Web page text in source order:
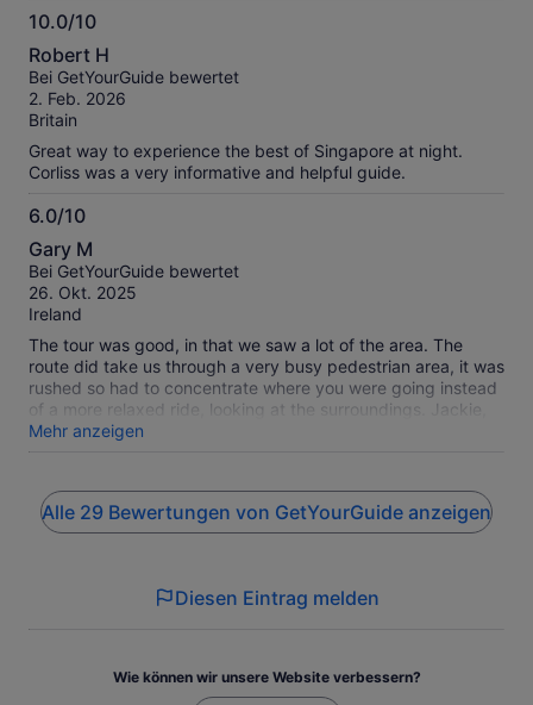
10.0/10
10.0
von
10
Robert H
Bei GetYourGuide bewertet
2. Feb. 2026
Britain
Great way to experience the best of Singapore at night.
Corliss was a very informative and helpful guide.
6.0/10
6.0
von
10
Gary M
Bei GetYourGuide bewertet
26. Okt. 2025
Ireland
The tour was good, in that we saw a lot of the area. The
route did take us through a very busy pedestrian area, it was
rushed so had to concentrate where you were going instead
of a more relaxed ride, looking at the surroundings. Jackie,
our guide was friendly and informative. The bikes, however
we're very tired. My wife tried 3 bikes before she found one
brakes were no good. The tour was overpriced, considering
the condition of the bikes, which definitely need upgrading.
I'm sorry, but I would not recommend this , until the bikes are
Mehr anzeigen
Alle 29 Bewertungen von GetYourGuide anzeigen
Diesen Eintrag melden
Wie können wir unsere Website verbessern?